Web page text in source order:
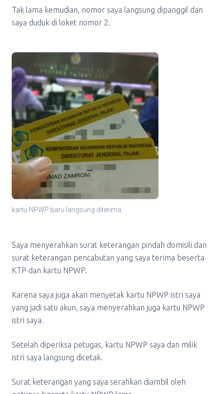
Tak lama kemudian, nomor saya langsung dipanggil dan
saya duduk di loket nomor 2.
kartu NPWP baru langsung diterima
Saya menyerahkan surat keterangan pindah domisili dan
surat keterangan pencabutan yang saya terima beserta
KTP dan kartu NPWP.
Karena saya juga akan menyetak kartu NPWP istri saya
yang jadi satu akun, saya menyerahkan juga kartu NPWP
istri saya.
Setelah diperiksa petugas, kartu NPWP saya dan milik
istri saya langsung dicetak.
Surat keterangan yang saya serahkan diambil oleh